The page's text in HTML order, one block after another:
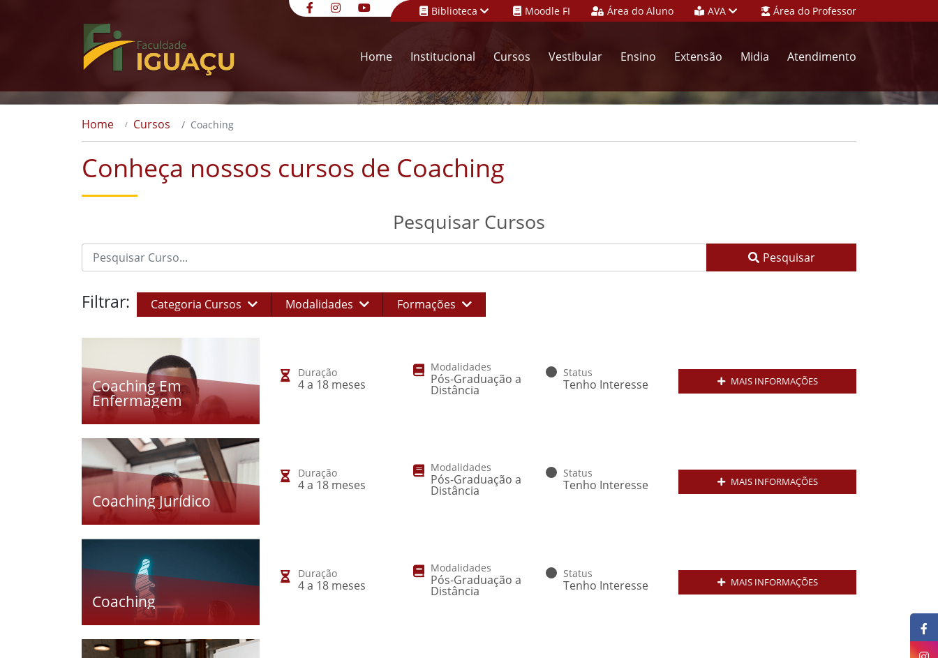
Biblioteca Moodle FI Área do Aluno AVA Área do Professor
Home Institucional Cursos Vestibular Ensino Extensão Midia Atendimento
Home Cursos Coaching
Conheça nossos cursos de Coaching
Pesquisar Cursos
Pesquisar
Filtrar: Categoria Cursos Modalidades Formações
Coaching Em
Enfermagem
Duração
4 a 18 meses
Modalidades
Pós-Graduação a
Distância
Status
Tenho Interesse MAIS INFORMAÇÕES
Coaching Jurídico
Duração
4 a 18 meses
Modalidades
Pós-Graduação a
Distância
Status
Tenho Interesse MAIS INFORMAÇÕES
Coaching
Duração
4 a 18 meses
Modalidades
Pós-Graduação a
Distância
Status
Tenho Interesse MAIS INFORMAÇÕES